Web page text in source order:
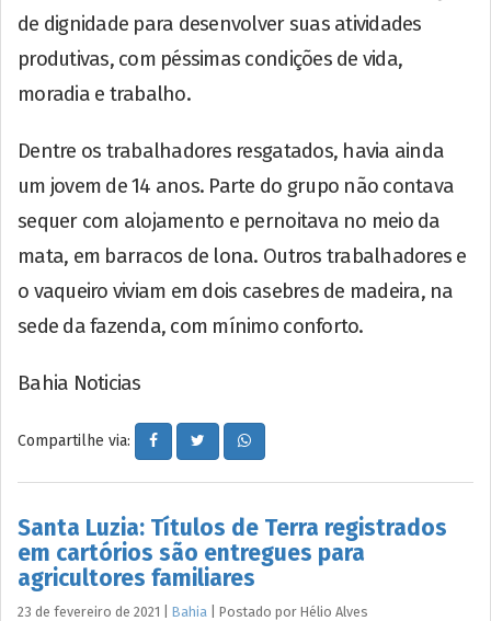
de dignidade para desenvolver suas atividades
produtivas, com péssimas condições de vida,
moradia e trabalho.
Dentre os trabalhadores resgatados, havia ainda
um jovem de 14 anos. Parte do grupo não contava
sequer com alojamento e pernoitava no meio da
mata, em barracos de lona. Outros trabalhadores e
o vaqueiro viviam em dois casebres de madeira, na
sede da fazenda, com mínimo conforto.
Bahia Noticias
Compartilhe via:
Santa Luzia: Títulos de Terra registrados
em cartórios são entregues para
agricultores familiares
23 de fevereiro de 2021 Bahia Postado por Hélio Alves